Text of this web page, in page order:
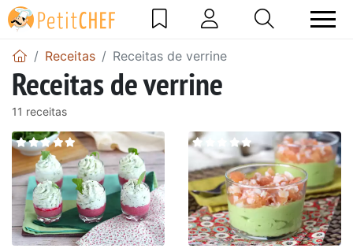
Receitas Receitas de verrine
Receitas de verrine
11 receitas